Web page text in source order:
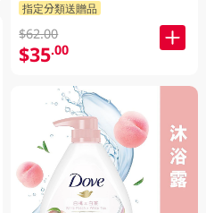
指定分類送贈品
$62.00
$35.00